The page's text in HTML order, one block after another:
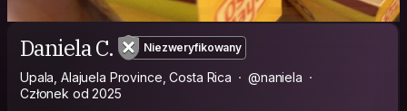
Daniela C. Niezweryfikowany
Upala, Alajuela Province, Costa Rica
@naniela
Członek od 2025